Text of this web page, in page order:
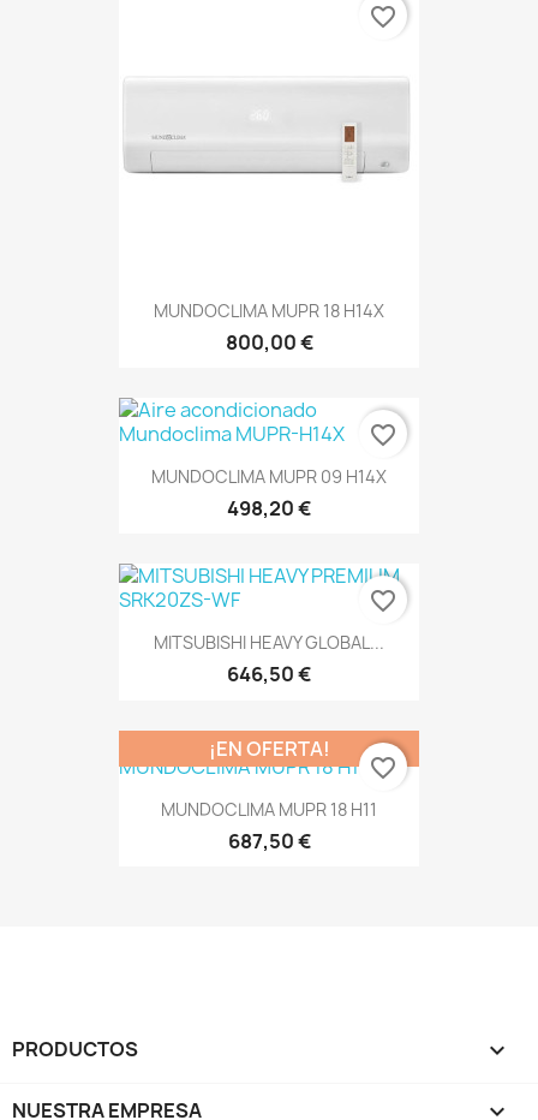
MUNDOCLIMA MUPR 18 H14X
800,00 €
favorite_border
MUNDOCLIMA MUPR 09 H14X
498,20 €
favorite_border
MITSUBISHI HEAVY GLOBAL...
646,50 €
favorite_border
MUNDOCLIMA MUPR 18 H11
687,50 €
¡EN OFERTA!
favorite_border
PRODUCTOS 
NUESTRA EMPRESA 